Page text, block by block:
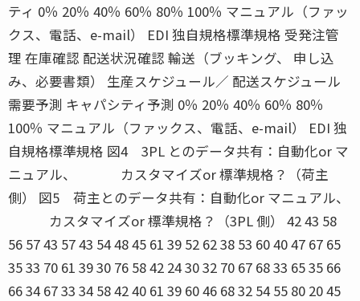
ティ 0％ 20％ 40％ 60％ 80％ 100％ マニュアル（ファッ
クス、電話、e-mail） EDI 独自規格標準規格 受発注管
理 在庫確認 配送状況確認 輸送（ブッキング、 申し込
み、必要書類） 生産スケジュール／ 配送スケジュール
需要予測 キャパシティ予測 0％ 20％ 40％ 60％ 80％
100％ マニュアル（ファックス、電話、e-mail） EDI 独
自規格標準規格 図4 3PL とのデータ共有：自動化or マ
ニュアル、 カスタマイズor 標準規格？（荷主
側） 図5 荷主とのデータ共有：自動化or マニュアル、
カスタマイズor 標準規格？（3PL 側） 42 43 58
56 57 43 57 43 54 48 45 61 39 52 62 38 53 60 40 47 67 65
35 33 70 61 39 30 76 58 42 24 30 32 70 67 68 33 65 35 66
66 34 67 33 34 58 42 40 61 39 60 46 68 32 54 55 80 20 45